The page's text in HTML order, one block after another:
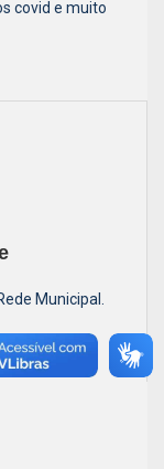
covid e muito
Municipal.